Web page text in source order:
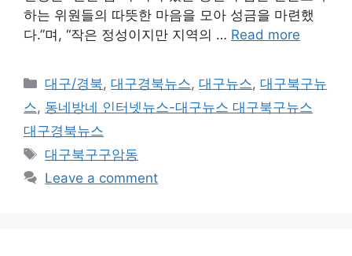
하는 위원들의 따뜻한 마음을 모아 성금을 마련했
다.”며, “작은 정성이지만 지역의 … Read more
Categories
대구/경북,대구경북뉴스,대구뉴스,대구북구뉴
스, 동네방네 인터넷뉴스-대구뉴스 대구북구뉴스
대구경북뉴스
Tags
대구북구구암동
Leave a comment